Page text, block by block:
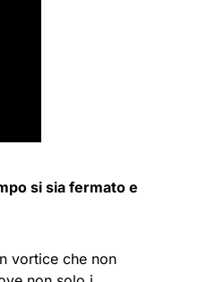
si sia fermato e
vortice che non